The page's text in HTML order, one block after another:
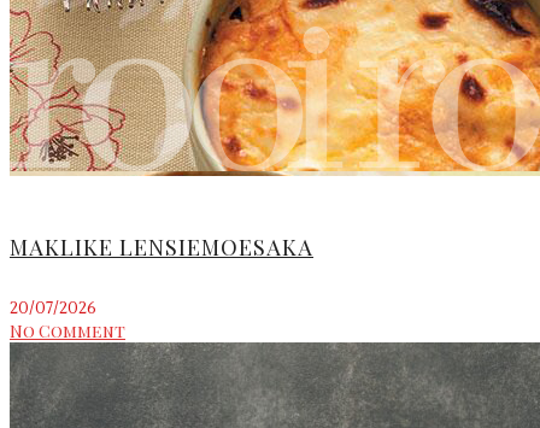
MAKLIKE LENSIEMOESAKA
20/07/2026
No Comment